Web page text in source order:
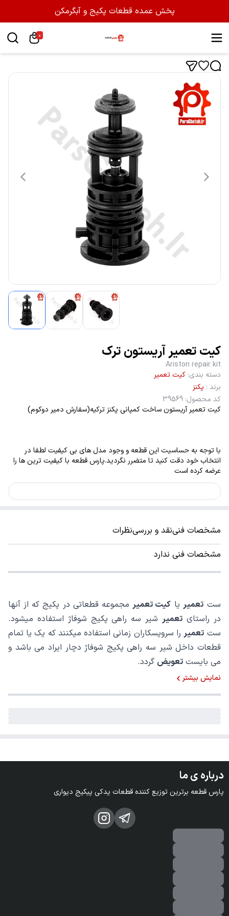
پخش عمده قطعات پکیج و آبگرمکن
0
کیت تعمیر آریستون ترک
Ariston repair kit
دسته بندی: کیت تعمیر
برند : پکنز
کد محصول:
39569
کیت تعمیر آریستون ساخت کمپانی پکنز ترکیه(سفارش دمیر دوکوم)
با توجه به حساسیت این قطعه و وجود مدل های بی کیفیت لطفا در
انتخاب خود دقت کنید تا متضرر نگردید.پارس قطعه با کیفیت ترین ها را
عرضه کرده است
مشخصات فنینقد و بررسینظرات
مشخصات فنی ندارد
ست تعمیر یا کیت تعمیر مجموعه قطعاتی در پکیج که از آنها
در راستای تعمیر شیر سه راهی پکیج شوفاژ استفاده میشود.
ست تعمیر را سرویسکاران زمانی استفاده میکنند که یک یا تمام
قطعات داخل شیر سه راهی پکیج شوفاژ دچار ایراد می باشد و
می بایست تعویض گردد.
نمایش بیشتر
درباره ی ما
پارس قطعه برترین توزیع کننده قطعات یدکی پیکیج دیواری